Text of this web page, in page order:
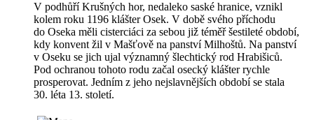
V podhůří Krušných hor, nedaleko saské hranice, vznikl
kolem roku 1196 klášter Osek. V době svého příchodu
do Oseka měli cisterciáci za sebou již téměř šestileté období,
kdy konvent žil v Mašťově na panství Milhoštů. Na panství
v Oseku se jich ujal významný šlechtický rod Hrabišiců.
Pod ochranou tohoto rodu začal osecký klášter rychle
prosperovat. Jedním z jeho nejslavnějších období se stala
30. léta 13. století.